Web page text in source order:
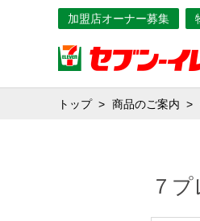
加盟店オーナー募集
トップ 商品のご案内
７